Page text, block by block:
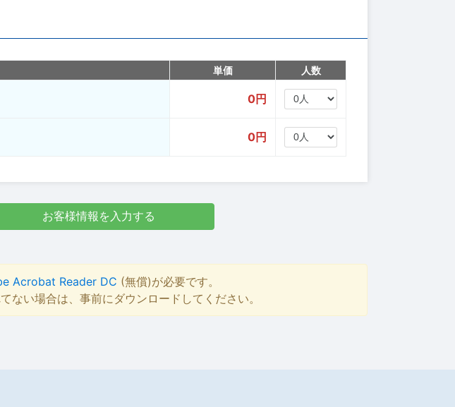
単価 人数
0円
0円
お客様情報を入力する
Acrobat Reader DC (無償)が必要です。
い場合は、事前にダウンロードしてください。